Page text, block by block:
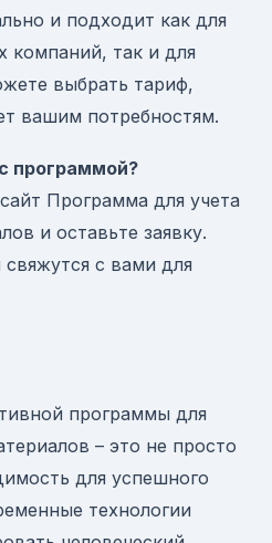
и подходит как для
компаний, так и для
выбрать тариф,
вашим потребностям.
программой?
Программа для учета
и оставьте заявку.
с вами для
программы для
– это не просто
для успешного
технологии